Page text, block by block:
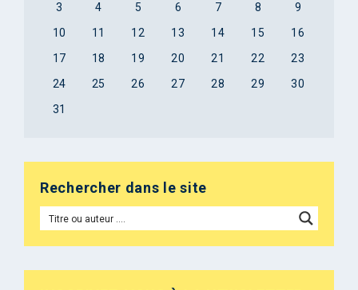
3
4 5 6 7 8
9
10
11 12 13 14 15
16
17
18 19 20 21 22
23
24
25 26 27 28 29
30
31
Rechercher dans le site